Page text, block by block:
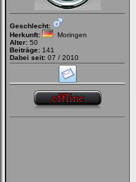
Geschlecht:
Herkunft:
Moringen
Alter: 50
Beiträge: 141
Dabei seit: 07 / 2010